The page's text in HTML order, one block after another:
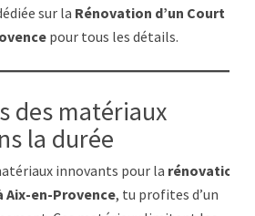
sur la Rénovation d’un Court
pour tous les détails.
des matériaux
la durée
innovants pour la rénovation
Aix-en-Provence, tu profites d’un